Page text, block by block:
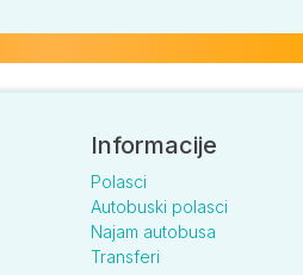
Informacije
Polasci
Autobuski polasci
Najam autobusa
Transferi